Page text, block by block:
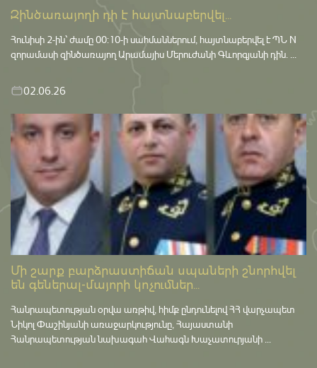
Զինծառայողի դի է հայտնաբերվել...
Հունիսի 2-ին՝ ժամը 00:10-ի սահմաններում, հայտնաբերվել է ՊՆ N
զորամասի զինծառայող Արամայիս Մերուժանի Գևորգյանի դին. ...
02.06.26
Մի շարք բարձրաստիճան սպաների շնորհվել
են գեներալ-մայորի կոչումներ...
Հանրապետության օրվա առթիվ, հիմք ընդունելով ՀՀ վարչապետ
Նիկոլ Փաշինյանի առաջարկությունը, Հայաստանի
Հանրապետության նախագահ Վահագն Խաչատուրյանի ...